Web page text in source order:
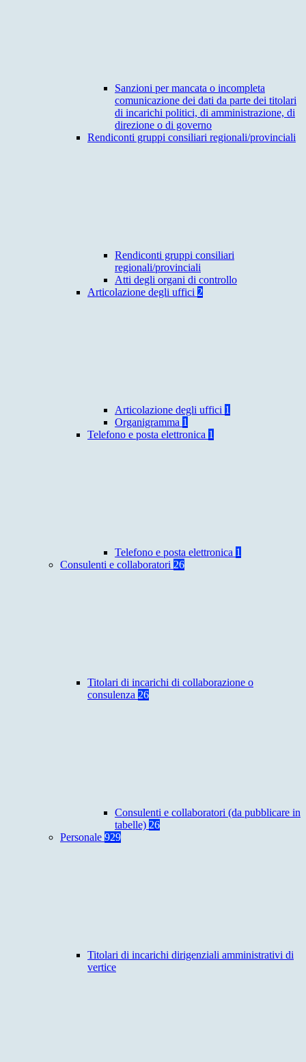
Sanzioni per mancata o incompleta
comunicazione dei dati da parte dei titolari
di incarichi politici, di amministrazione, di
direzione o di governo
Rendiconti gruppi consiliari regionali/provinciali
Rendiconti gruppi consiliari
regionali/provinciali
Atti degli organi di controllo
Articolazione degli uffici 2
Articolazione degli uffici 1
Organigramma 1
Telefono e posta elettronica 1
Telefono e posta elettronica 1
Consulenti e collaboratori 26
Titolari di incarichi di collaborazione o
consulenza 26
Consulenti e collaboratori (da pubblicare in
tabelle) 26
Personale 929
Titolari di incarichi dirigenziali amministrativi di
vertice